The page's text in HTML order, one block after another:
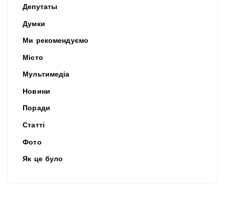
Депутаты
Думки
Ми рекомендуємо
Місто
Мультимедіа
Новини
Поради
Статті
Фото
Як це було